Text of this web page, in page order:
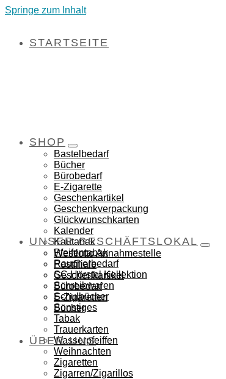
Springe zum Inhalt
STARTSEITE
SHOP
Bastelbedarf
Bücher
Bürobedarf
E-Zigarette
Geschenkartikel
Geschenkverpackung
Glückwunschkarten
Kalender
Kautabak
Pfeifentabak
Raucherbedarf
SC Hörstel Kollektion
Schreibwaren
Schulbücher
Sonstiges
Tabak
Trauerkarten
Wasserpfeiffen
Weihnachten
Zigaretten
Zigarren/Zigarillos
UNSER GESCHÄFTSLOKAL
Westlotto Annahmestelle
Postfiliale
Geschenkartikel
Bürobedarf
E-Zigaretten
Bücher
ÜBER UNS